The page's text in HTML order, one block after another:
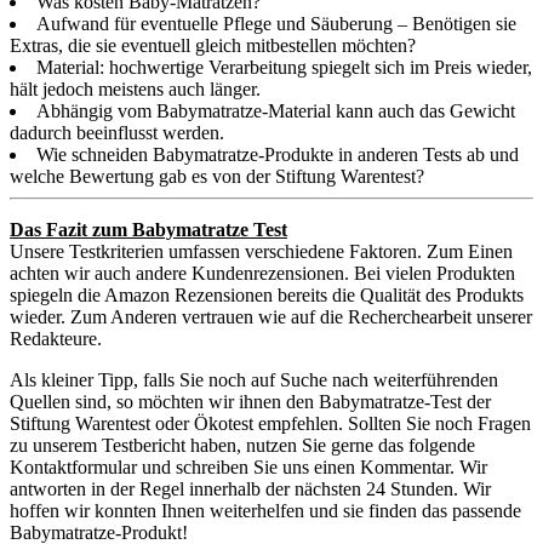
Aufwand für eventuelle Pflege und Säuberung – Benötigen sie
Extras, die sie eventuell gleich mitbestellen möchten?
Material: hochwertige Verarbeitung spiegelt sich im Preis wieder,
hält jedoch meistens auch länger.
Abhängig vom Babymatratze-Material kann auch das Gewicht
dadurch beeinflusst werden.
Wie schneiden Babymatratze-Produkte in anderen Tests ab und
welche Bewertung gab es von der Stiftung Warentest?
Das Fazit zum Babymatratze Test
Unsere Testkriterien umfassen verschiedene Faktoren. Zum Einen
achten wir auch andere Kundenrezensionen. Bei vielen Produkten
spiegeln die Amazon Rezensionen bereits die Qualität des Produkts
wieder. Zum Anderen vertrauen wie auf die Recherchearbeit unserer
Redakteure.
Als kleiner Tipp, falls Sie noch auf Suche nach weiterführenden
Quellen sind, so möchten wir ihnen den Babymatratze-Test der
Stiftung Warentest oder Ökotest empfehlen. Sollten Sie noch Fragen
zu unserem Testbericht haben, nutzen Sie gerne das folgende
Kontaktformular und schreiben Sie uns einen Kommentar. Wir
antworten in der Regel innerhalb der nächsten 24 Stunden. Wir
hoffen wir konnten Ihnen weiterhelfen und sie finden das passende
Babymatratze-Produkt!